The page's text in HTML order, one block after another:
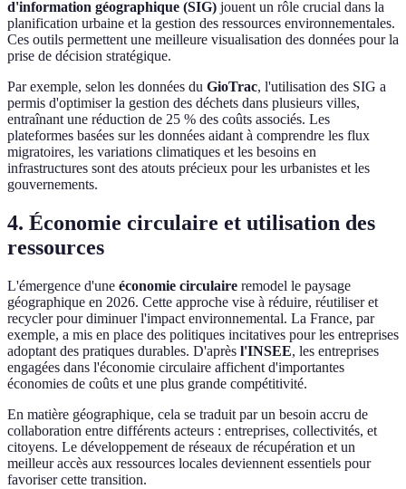
d'information géographique (SIG) jouent un rôle crucial dans la
planification urbaine et la gestion des ressources environnementales.
Ces outils permettent une meilleure visualisation des données pour la
prise de décision stratégique.
Par exemple, selon les données du GioTrac, l'utilisation des SIG a
permis d'optimiser la gestion des déchets dans plusieurs villes,
entraînant une réduction de 25 % des coûts associés. Les
plateformes basées sur les données aidant à comprendre les flux
migratoires, les variations climatiques et les besoins en
infrastructures sont des atouts précieux pour les urbanistes et les
gouvernements.
4. Économie circulaire et utilisation des
ressources
L'émergence d'une économie circulaire remodel le paysage
géographique en 2026. Cette approche vise à réduire, réutiliser et
recycler pour diminuer l'impact environnemental. La France, par
exemple, a mis en place des politiques incitatives pour les entreprises
adoptant des pratiques durables. D'après l'INSEE, les entreprises
engagées dans l'économie circulaire affichent d'importantes
économies de coûts et une plus grande compétitivité.
En matière géographique, cela se traduit par un besoin accru de
collaboration entre différents acteurs : entreprises, collectivités, et
citoyens. Le développement de réseaux de récupération et un
meilleur accès aux ressources locales deviennent essentiels pour
favoriser cette transition.